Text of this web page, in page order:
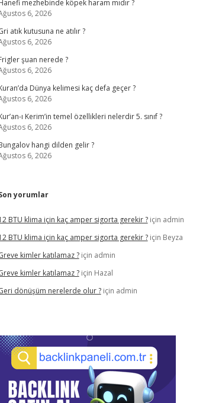
mezhebinde köpek haram mıdır ?
6, 2026
atık kutusuna ne atılır ?
6, 2026
şuan nerede ?
6, 2026
Dünya kelimesi kaç defa geçer ?
6, 2026
ı Kerim’in temel özellikleri nelerdir 5. sınıf ?
6, 2026
hangi dilden gelir ?
6, 2026
yorumlar
BTU klima için kaç amper sigorta gerekir ?için admin
BTU klima için kaç amper sigorta gerekir ?için Beyza
kimler katılamaz ?için admin
kimler katılamaz ?için Hazal
dönüşüm nerelerde olur ?için admin